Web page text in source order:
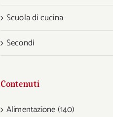
Scuola di cucina
Secondi
Contenuti
Alimentazione (140)